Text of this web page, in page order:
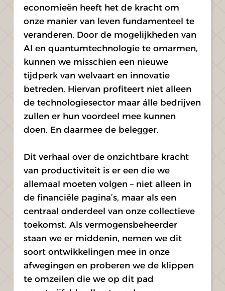
economieën heeft het de kracht om
onze manier van leven fundamenteel te
veranderen. Door de mogelijkheden van
AI en quantumtechnologie te omarmen,
kunnen we misschien een nieuwe
tijdperk van welvaart en innovatie
betreden. Hiervan profiteert niet alleen
de technologiesector maar álle bedrijven
zullen er hun voordeel mee kunnen
doen. En daarmee de belegger.
Dit verhaal over de onzichtbare kracht
van productiviteit is er een die we
allemaal moeten volgen – niet alleen in
de financiële pagina’s, maar als een
centraal onderdeel van onze collectieve
toekomst. Als vermogensbeheerder
staan we er middenin, nemen we dit
soort ontwikkelingen mee in onze
afwegingen en proberen we de klippen
te omzeilen die we op dit pad